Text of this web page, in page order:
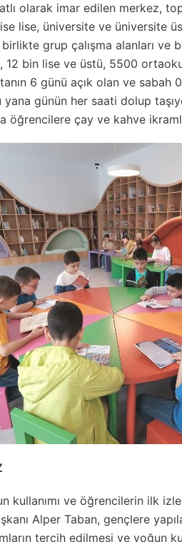
olarak imar edilen merkez,
lise, üniversite ve üniversite
grup çalışma alanları ve
12 bin lise ve üstü, 5500
6 günü açık olan ve sabah
yana günün her saati dolup
öğrencilere çay ve kahve
kullanımı ve öğrencilerin ilk
Alper Taban, gençlere
tercih edilmesi ve yoğun